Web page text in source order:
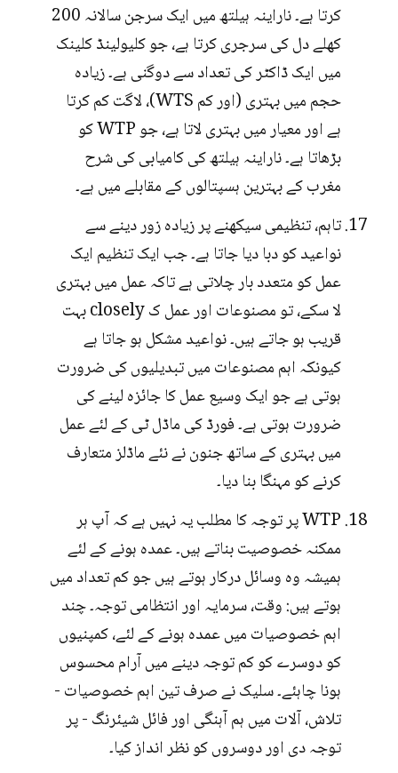
کرتا ہے۔ ناراینہ ہیلتھ میں ایک سرجن سالانہ 200
کھلے دل کی سرجری کرتا ہے، جو کلیولینڈ کلینک
میں ایک ڈاکٹر کی تعداد سے دوگنی ہے۔ زیادہ
حجم میں بہتری (اور کم WTS)، لاگت کم کرتا
ہے اور معیار میں بہتری لاتا ہے، جو WTP کو
بڑھاتا ہے۔ ناراینہ ہیلتھ کی کامیابی کی شرح
مغرب کے بہترین ہسپتالوں کے مقابلے میں ہے۔
تاہم، تنظیمی سیکھنے پر زیادہ زور دینے سے
نواعید کو دبا دیا جاتا ہے۔ جب ایک تنظیم ایک
عمل کو متعدد بار چلاتی ہے تاکہ عمل میں بہتری
لا سکے، تو مصنوعات اور عمل ک closely بہت
قریب ہو جاتے ہیں۔ نواعید مشکل ہو جاتا ہے
کیونکہ اہم مصنوعات میں تبدیلیوں کی ضرورت
ہوتی ہے جو ایک وسیع عمل کا جائزہ لینے کی
ضرورت ہوتی ہے۔ فورڈ کی ماڈل ٹی کے لئے عمل
میں بہتری کے ساتھ جنون نے نئے ماڈلز متعارف
کرنے کو مہنگا بنا دیا۔
WTP پر توجہ کا مطلب یہ نہیں ہے کہ آپ ہر
ممکنہ خصوصیت بناتے ہیں۔ عمدہ ہونے کے لئے
ہمیشہ وہ وسائل درکار ہوتے ہیں جو کم تعداد میں
ہوتے ہیں: وقت، سرمایہ اور انتظامی توجہ۔ چند
اہم خصوصیات میں عمدہ ہونے کے لئے، کمپنیوں
کو دوسرے کو کم توجہ دینے میں آرام محسوس
ہونا چاہئے۔ سلیک نے صرف تین اہم خصوصیات -
تلاش، آلات میں ہم آہنگی اور فائل شیئرنگ - پر
توجہ دی اور دوسروں کو نظر انداز کیا۔